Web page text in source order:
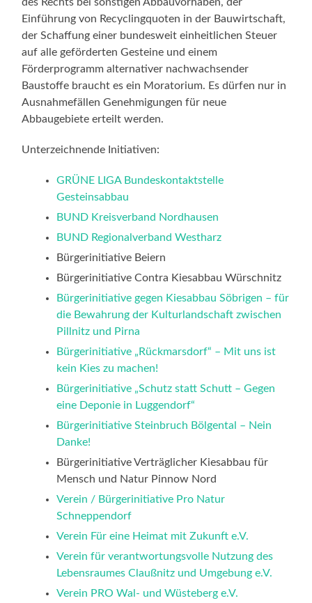
Einführung von Recyclingquoten in der Bauwirtschaft,
der Schaffung einer bundesweit einheitlichen Steuer
auf alle geförderten Gesteine und einem
Förderprogramm alternativer nachwachsender
Baustoffe braucht es ein Moratorium. Es dürfen nur in
Ausnahmefällen Genehmigungen für neue
Abbaugebiete erteilt werden.
Unterzeichnende Initiativen:
GRÜNE LIGA Bundeskontaktstelle
Gesteinsabbau
BUND Kreisverband Nordhausen
BUND Regionalverband Westharz
Bürgerinitiative Beiern
Bürgerinitiative Contra Kiesabbau Würschnitz
Bürgerinitiative gegen Kiesabbau Söbrigen – für
die Bewahrung der Kulturlandschaft zwischen
Pillnitz und Pirna
Bürgerinitiative „Rückmarsdorf“ – Mit uns ist
kein Kies zu machen!
Bürgerinitiative „Schutz statt Schutt – Gegen
eine Deponie in Luggendorf“
Bürgerinitiative Steinbruch Bölgental – Nein
Danke!
Bürgerinitiative Verträglicher Kiesabbau für
Mensch und Natur Pinnow Nord
Verein / Bürgerinitiative Pro Natur
Schneppendorf
Verein Für eine Heimat mit Zukunft e.V.
Verein für verantwortungsvolle Nutzung des
Lebensraumes Claußnitz und Umgebung e.V.
Verein PRO Wal- und Wüsteberg e.V.